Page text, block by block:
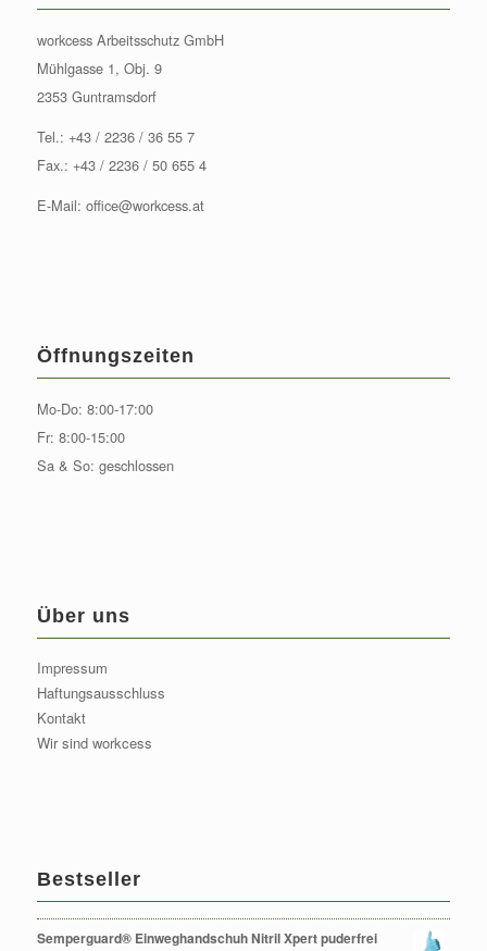
workcess Arbeitsschutz GmbH
Mühlgasse 1, Obj. 9
2353 Guntramsdorf
Tel.: +43 / 2236 / 36 55 7
Fax.: +43 / 2236 / 50 655 4
E-Mail: office@workcess.at
Öffnungszeiten
Mo-Do: 8:00-17:00
Fr: 8:00-15:00
Sa & So: geschlossen
Über uns
Impressum
Haftungsausschluss
Kontakt
Wir sind workcess
Bestseller
Semperguard® Einweghandschuh Nitril Xpert puderfrei